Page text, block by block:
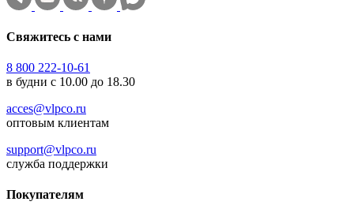
Свяжитесь с нами
8 800 222-10-61
в будни с 10.00 до 18.30
acces@vlpco.ru
оптовым клиентам
support@vlpco.ru
служба поддержки
Покупателям